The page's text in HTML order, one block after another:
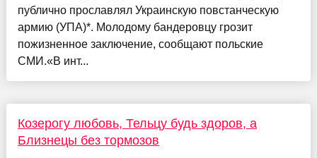
публично прославлял Украинскую повстанческую
армию (УПА)*. Молодому бандеровцу грозит
пожизненное заключение, сообщают польские
СМИ.«В инт...
Козерогу любовь, Тельцу будь здоров, а
Близнецы без тормозов